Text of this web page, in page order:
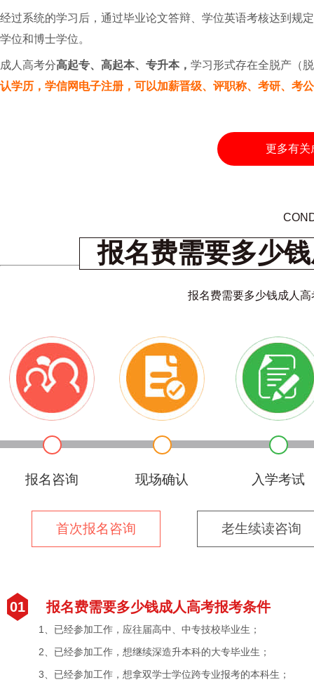
经过系统的学习后，通过毕业论文答辩、学位英语考核达到规
学位和博士学位。
成人高考分高起专、高起本、专升本， 学习形式存在全脱产（
认学历，学信网电子注册，可以加薪晋级、评职称、考研、考
更多有关
报名费需要多少
报名费需要多少钱成人
报名咨询 现场确认 入学考试
首次报名咨询 老生续读咨询
01 报名费需要多少钱成人高考报考条件
1、已经参加工作，应往届高中、中专技校毕业生；
2、已经参加工作，想继续深造升本科的大专毕业生；
3、已经参加工作，想拿双学士学位跨专业报考的本科生；